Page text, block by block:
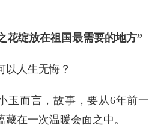
花绽放在祖国最需要的地方”
以人生无悔？
玉而言，故事，要从6年前一
在一次温暖会面之中。